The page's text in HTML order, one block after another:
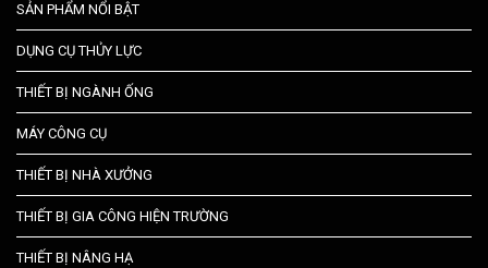
SẢN PHẨM NỔI BẬT
DỤNG CỤ THỦY LỰC
THIẾT BỊ NGÀNH ỐNG
MÁY CÔNG CỤ
THIẾT BỊ NHÀ XƯỞNG
THIẾT BỊ GIA CÔNG HIỆN TRƯỜNG
THIẾT BỊ NÂNG HẠ